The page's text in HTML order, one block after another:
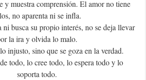
y muestra comprensión. El amor no tiene
no aparenta ni se infla.
ni busca su propio interés, no se deja llevar
la ira y olvida lo malo.
injusto, sino que se goza en la verdad.
todo, lo cree todo, lo espera todo y lo
soporta todo.